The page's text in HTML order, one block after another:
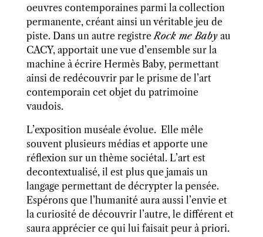
oeuvres contemporaines parmi la collection
permanente, créant ainsi un véritable jeu de
piste. Dans un autre registreRock me Babyau
CACY, apportait une vue d’ensemble sur la
machine à écrire Hermès Baby, permettant
ainsi de redécouvrir par le prisme de l’art
contemporain cet objet du patrimoine
vaudois.
L’exposition muséale évolue. Elle mêle
souvent plusieurs médias et apporte une
réflexion sur un thème sociétal. L’art est
decontextualisé, il est plus que jamais un
langage permettant de décrypter la pensée.
Espérons que l’humanité aura aussi l’envie et
la curiosité de découvrir l’autre, le différent et
saura apprécier ce qui lui faisait peur à priori.